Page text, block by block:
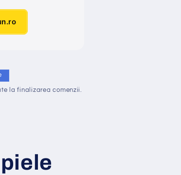
la finalizarea comenzii.
piele